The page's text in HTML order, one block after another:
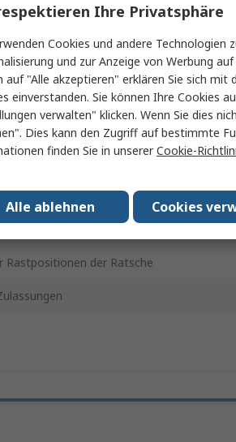
zugelassen
Finish
Rastpositionen der Ratsche
Ihre Privatsphäre
Cookies und andere
und zur Anzeige von Werbung
auf "Alle akzeptieren" erklären Sie sich
einverstanden. Sie können Ihre Cookies
verwalten" klicken. Wenn Sie dies
Dies kann den Zugriff auf bestimmte
finden Sie in unsererCookie-
Cookies
Alle ablehnen